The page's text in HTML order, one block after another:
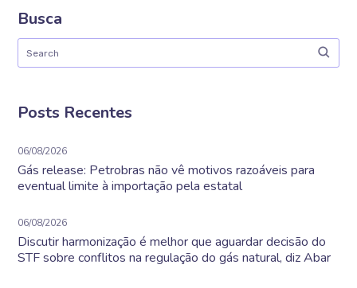
Busca
Posts Recentes
06/08/2026
Gás release: Petrobras não vê motivos razoáveis para
eventual limite à importação pela estatal
06/08/2026
Discutir harmonização é melhor que aguardar decisão do
STF sobre conflitos na regulação do gás natural, diz Abar